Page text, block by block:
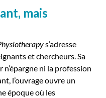
mais
s’adresse
et chercheurs. Sa
ni la profession
l’ouvrage ouvre un
époque où les